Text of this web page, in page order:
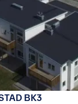
BK3